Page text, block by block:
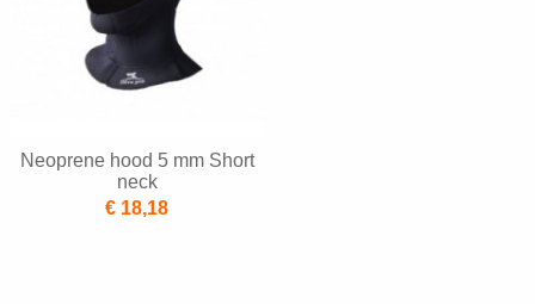
Neoprene hood 5 mm Short
neck
€ 18,18